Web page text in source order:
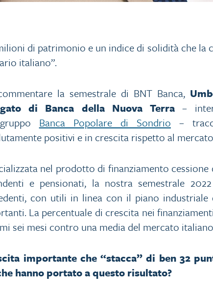
di patrimonio e un indice di solidità che la
italiano”.
la semestrale di BNT Banca,
di Banca della Nuova Terra –
Banca Popolare di Sondrio –
positivi e in crescita rispetto al
nel prodotto di finanziamento
e pensionati, la nostra semestrale
con utili in linea con il piano
La percentuale di crescita nei
sei mesi contro una media del mercato
importante che “stacca” di ben 32
hanno portato a questo risultato?